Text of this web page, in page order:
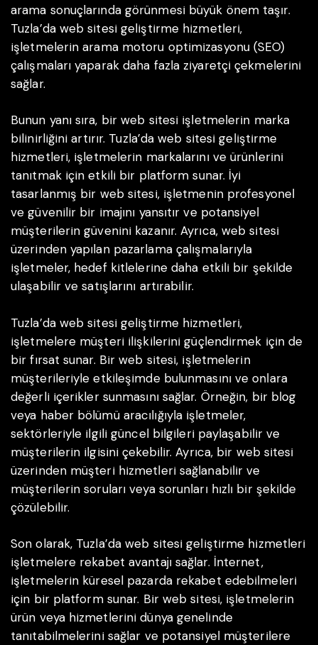
arama sonuçlarında görünmesi büyük önem taşır.
Tuzla’da web sitesi geliştirme hizmetleri,
işletmelerin arama motoru optimizasyonu (SEO)
çalışmaları yaparak daha fazla ziyaretçi çekmelerini
sağlar.
Bunun yanı sıra, bir web sitesi işletmelerin marka
bilinirliğini artırır. Tuzla’da web sitesi geliştirme
hizmetleri, işletmelerin markalarını ve ürünlerini
tanıtmak için etkili bir platform sunar. İyi
tasarlanmış bir web sitesi, işletmenin profesyonel
ve güvenilir bir imajını yansıtır ve potansiyel
müşterilerin güvenini kazanır. Ayrıca, web sitesi
üzerinden yapılan pazarlama çalışmalarıyla
işletmeler, hedef kitlelerine daha etkili bir şekilde
ulaşabilir ve satışlarını artırabilir.
Tuzla’da web sitesi geliştirme hizmetleri,
işletmelere müşteri ilişkilerini güçlendirmek için de
bir fırsat sunar. Bir web sitesi, işletmelerin
müşterileriyle etkileşimde bulunmasını ve onlara
değerli içerikler sunmasını sağlar. Örneğin, bir blog
veya haber bölümü aracılığıyla işletmeler,
sektörleriyle ilgili güncel bilgileri paylaşabilir ve
müşterilerin ilgisini çekebilir. Ayrıca, bir web sitesi
üzerinden müşteri hizmetleri sağlanabilir ve
müşterilerin soruları veya sorunları hızlı bir şekilde
çözülebilir.
Son olarak, Tuzla’da web sitesi geliştirme hizmetleri
işletmelere rekabet avantajı sağlar. İnternet,
işletmelerin küresel pazarda rekabet edebilmeleri
için bir platform sunar. Bir web sitesi, işletmelerin
ürün veya hizmetlerini dünya genelinde
tanıtabilmelerini sağlar ve potansiyel müşterilere